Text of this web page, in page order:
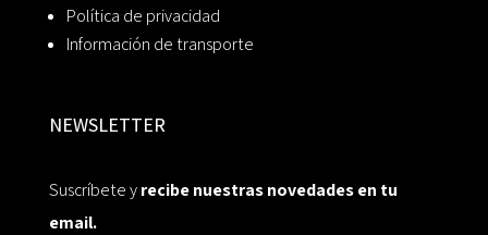
Política de privacidad
Información de transporte
NEWSLETTER
Suscríbete yrecibe nuestras novedades en tu
email.